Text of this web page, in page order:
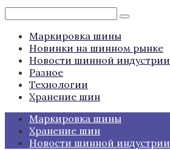
Поиск:
Маркировка шины
Новинки на шинном рынке
Новости шинной индустрии
Разное
Технологии
Хранение шин
Маркировка шины
Хранение шин
Новости шинной индустрии